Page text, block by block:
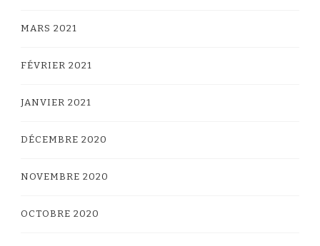
MARS 2021
FÉVRIER 2021
JANVIER 2021
DÉCEMBRE 2020
NOVEMBRE 2020
OCTOBRE 2020